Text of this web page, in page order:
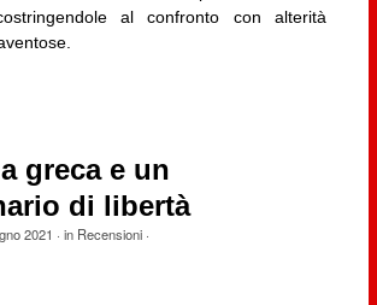
al confronto con alterità
greca e un
di libertà
2021 · in Recensioni·